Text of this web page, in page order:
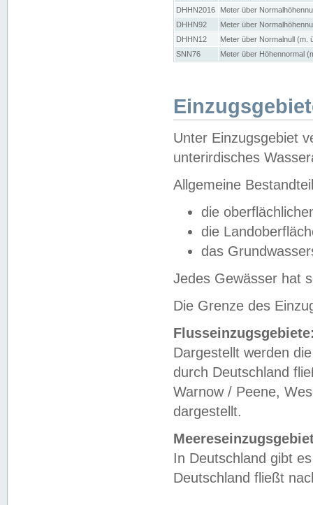
DHHN2016
Meter über
DHHN92
Meter über
DHHN12
Meter über Normalnull (m.
SNN76
Meter über Höhennormal
Unter Einzugsgebiet
unterirdisches
Allgemeine
die
die
das
Jedes Gewässer hat
Die Grenze des
Dargestellt werden
durch Deutschland
Warnow / Peene,
dargestellt.
In Deutschland gibt
Deutschland fließt